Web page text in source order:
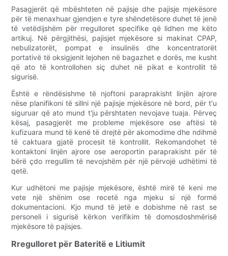
Pasagjerët që mbështeten në pajisje dhe pajisje mjekësore
për të menaxhuar gjendjen e tyre shëndetësore duhet të jenë
të vetëdijshëm për rregulloret specifike që lidhen me këto
artikuj. Në përgjithësi, pajisjet mjekësore si makinat CPAP,
nebulizatorët, pompat e insulinës dhe koncentratorët
portativë të oksigjenit lejohen në bagazhet e dorës, me kusht
që ato të kontrollohen siç duhet në pikat e kontrollit të
sigurisë.
Është e rëndësishme të njoftoni paraprakisht linjën ajrore
nëse planifikoni të sillni një pajisje mjekësore në bord, për t'u
siguruar që ato mund t'ju përshtaten nevojave tuaja. Përveç
kësaj, pasagjerët me probleme mjekësore ose aftësi të
kufizuara mund të kenë të drejtë për akomodime dhe ndihmë
të caktuara gjatë procesit të kontrollit. Rekomandohet të
kontaktoni linjën ajrore ose aeroportin paraprakisht për të
bërë çdo rregullim të nevojshëm për një përvojë udhëtimi të
qetë.
Kur udhëtoni me pajisje mjekësore, është mirë të keni me
vete një shënim ose recetë nga mjeku si një formë
dokumentacioni. Kjo mund të jetë e dobishme në rast se
personeli i sigurisë kërkon verifikim të domosdoshmërisë
mjekësore të pajisjes.
Rregulloret për Bateritë e Litiumit